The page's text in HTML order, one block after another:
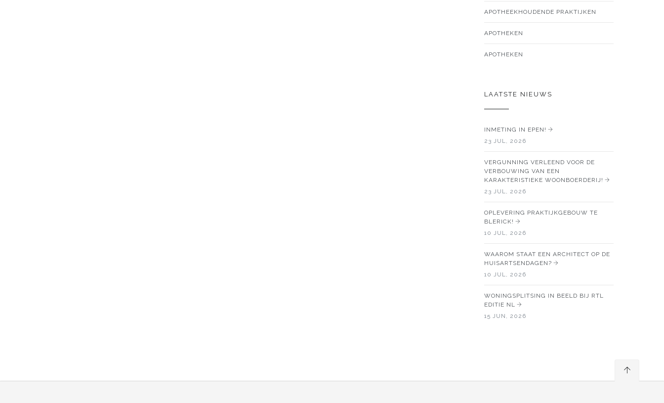
APOTHEEKHOUDENDE PRAKTIJKEN
APOTHEKEN
APOTHEKEN
LAATSTE NIEUWS
INMETING IN EPEN!
23 JUL, 2026
VERGUNNING VERLEEND VOOR DE
VERBOUWING VAN EEN
KARAKTERISTIEKE WOONBOERDERIJ!
23 JUL, 2026
OPLEVERING PRAKTIJKGEBOUW TE
BLERICK!
10 JUL, 2026
WAAROM STAAT EEN ARCHITECT OP DE
HUISARTSENDAGEN?
10 JUL, 2026
WONINGSPLITSING IN BEELD BIJ RTL
EDITIE NL
15 JUN, 2026